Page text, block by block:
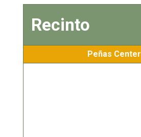
Recinto
Peñas Center